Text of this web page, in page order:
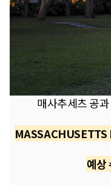
매사추세츠 공
예상